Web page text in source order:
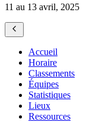
11 au 13 avril, 2025
Accueil
Horaire
Classements
Équipes
Statistiques
Lieux
Ressources